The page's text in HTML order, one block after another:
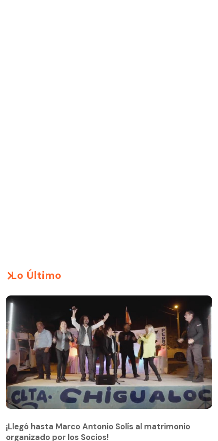
Lo Último
organizado por los Socios!
¡Llegó hasta Marco Antonio Solís al matrimonio
organizado por los Socios!